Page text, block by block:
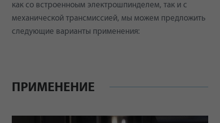
как со встроенноым электрошпинделем, так и с
механической трансмиссией, мы можем предложить
следующие варианты применения:
ПРИМЕНЕНИЕ